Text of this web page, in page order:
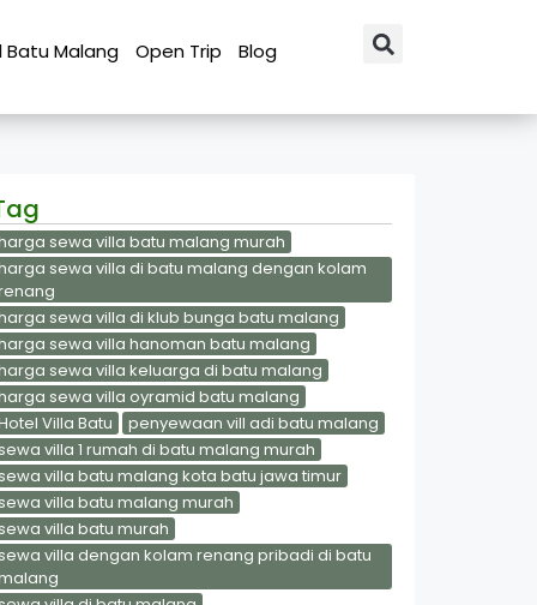
Batu Malang Open Trip Blog
sewa villa batu malang murah
sewa villa di batu malang dengan kolam
sewa villa di klub bunga batu malang
sewa villa hanoman batu malang
sewa villa keluarga di batu malang
sewa villa oyramid batu malang
Villa Batu
penyewaan vill adi batu malang
sewa villa 1 rumah di batu malang murah
sewa villa batu malang kota batu jawa timur
sewa villa batu malang murah
sewa villa batu murah
sewa villa dengan kolam renang pribadi di batu